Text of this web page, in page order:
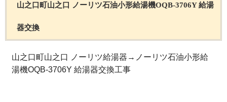
山之口町山之口 ノーリツ石油小形給湯機OQB-3706Y 給湯
器交換
山之口町山之口 ノーリツ給湯器→ノーリツ石油小形給
湯機OQB-3706Y 給湯器交換工事